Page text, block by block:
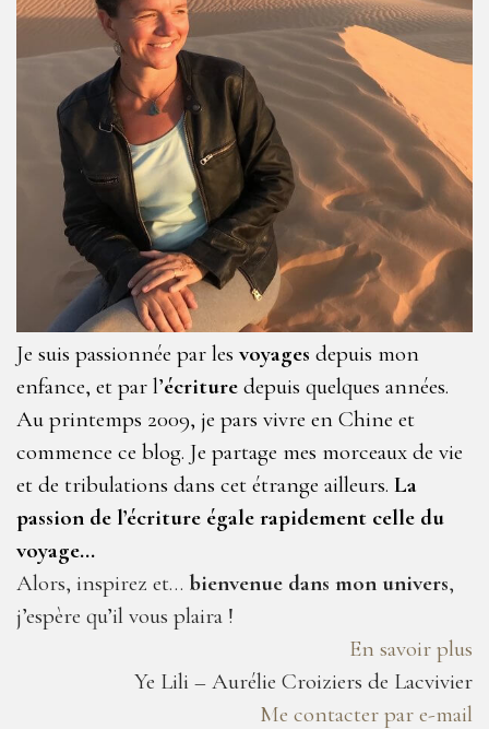
Je suis passionnée par les voyages depuis mon
enfance, et par l’écriture depuis quelques années.
Au printemps 2009, je pars vivre en Chine et
commence ce blog. Je partage mes morceaux de vie
et de tribulations dans cet étrange ailleurs. La
passion de l’écriture égale rapidement celle du
voyage…
Alors, inspirez et… bienvenue dans mon univers,
j’espère qu’il vous plaira !
En savoir plus
Ye Lili – Aurélie Croiziers de Lacvivier
Me contacter par e-mail